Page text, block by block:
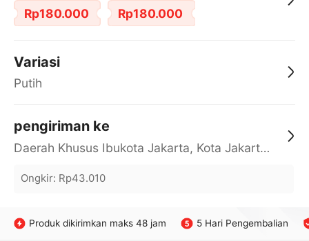
Rp180.000 Rp180.000
Variasi
Putih
pengiriman ke
Daerah Khusus Ibukota Jakarta, Kota Jakarta Barat, Cengkareng, yy
Ongkir: Rp43.010
Produk dikirimkan maks 48 jam 5 Hari Pengembalian